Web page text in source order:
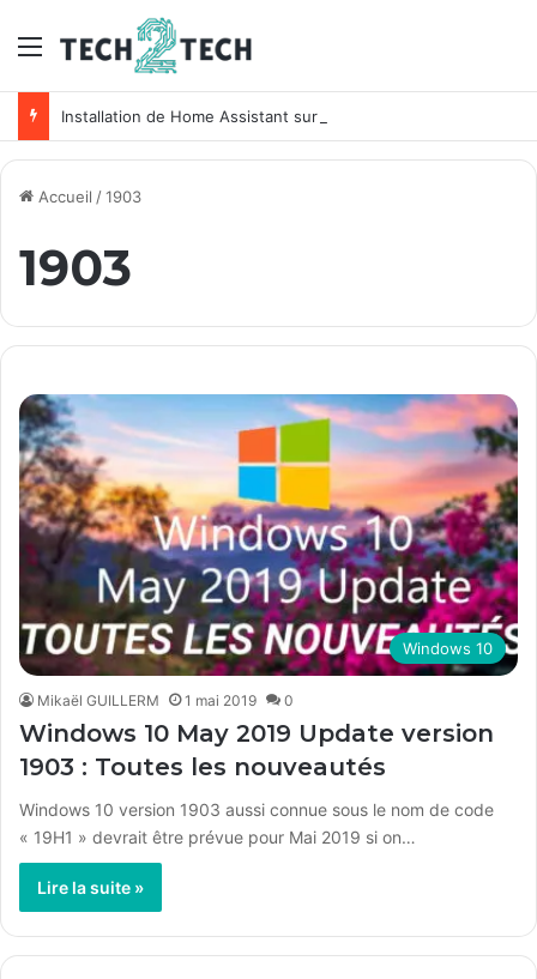
Menu
Installation de Home Assistant sur un NAS Synology
Accueil /1903
1903
Windows 10
Mikaël GUILLERM 1 mai 2019 0
Windows 10 May 2019 Update version
1903 : Toutes les nouveautés
Windows 10 version 1903 aussi connue sous le nom de code
« 19H1 » devrait être prévue pour Mai 2019 si on…
Lire la suite »